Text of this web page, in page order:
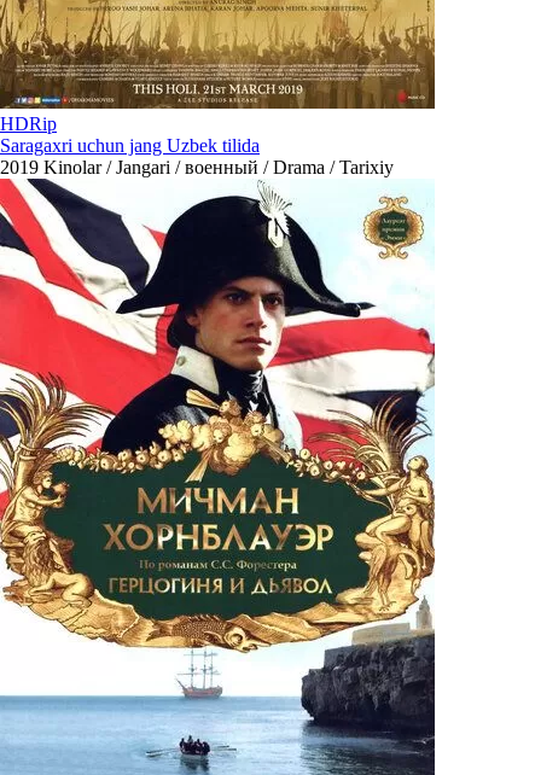
HDRip
Saragaxri uchun jang Uzbek tilida
2019 Kinolar / Jangari / военный / Drama / Tarixiy